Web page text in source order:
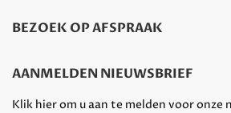
BEZOEK OP AFSPRAAK
AANMELDEN NIEUWSBRIEF
Klik hier om u aan te melden voor onze